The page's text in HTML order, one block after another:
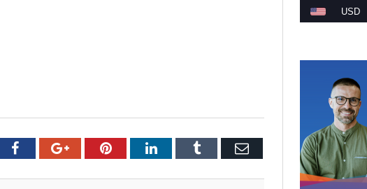
FacebookGoogle+PinterestLinkedInTumblr Email